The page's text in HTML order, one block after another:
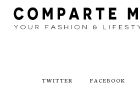
TWITTER FACEBOOK